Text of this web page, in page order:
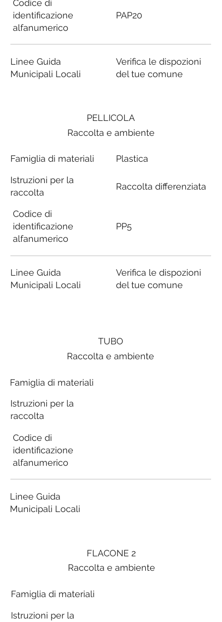
PELLICOLA
Raccolta e ambiente
Famiglia di materiali
Istruzioni per la
raccolta
Codice di
identificazione
alfanumerico
Linee Guida
Municipali Locali
Plastica
Raccolta differenziata
PP5
Verifica le dispozioni
del tue comune
FLACONE 2
Raccolta e ambiente
Famiglia di materiali
Istruzioni per la
Codice di
identificazione
alfanumerico
Linee Guida
Municipali Locali
PAP20
Verifica le dispozioni
del tue comune
TUBO
Raccolta e ambiente
Famiglia di materiali
Istruzioni per la
raccolta
Codice di
identificazione
alfanumerico
Linee Guida
Municipali Locali